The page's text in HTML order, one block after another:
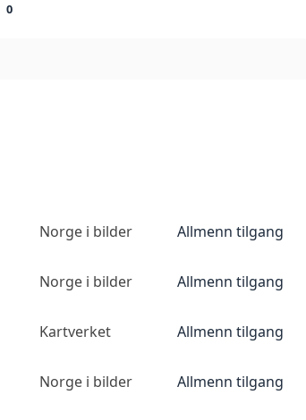
0
Norge i bilder Allmenn tilgang
Norge i bilder Allmenn tilgang
Kartverket Allmenn tilgang
Norge i bilder Allmenn tilgang